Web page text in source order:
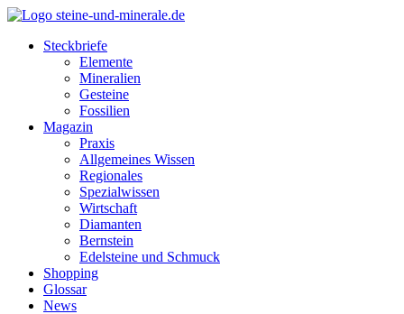
Steckbriefe
Elemente
Mineralien
Gesteine
Fossilien
Magazin
Praxis
Allgemeines Wissen
Regionales
Spezialwissen
Wirtschaft
Diamanten
Bernstein
Edelsteine und Schmuck
Shopping
Glossar
News